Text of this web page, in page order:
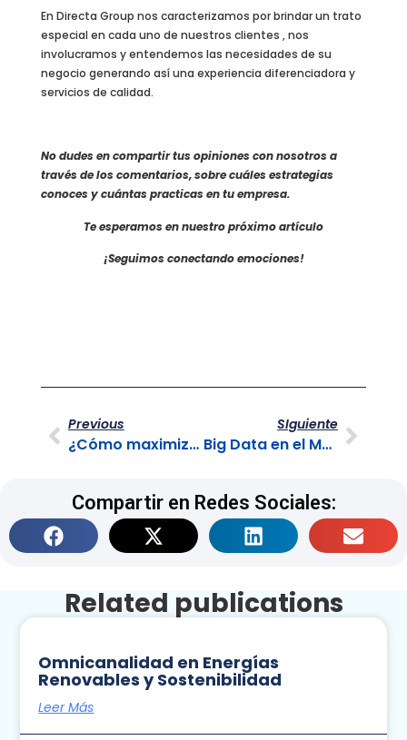
En Directa Group nos caracterizamos por brindar un trato
especial en cada uno de nuestros clientes , nos
involucramos y entendemos las necesidades de su
negocio generando así una experiencia diferenciadora y
servicios de calidad.
No dudes en compartir tus opiniones con nosotros a
través de los comentarios, sobre cuáles estrategias
conoces y cuántas practicas en tu empresa.
Te esperamos en nuestro próximo artículo
¡Seguimos conectando emociones!
Previous
¿Cómo maximizar tu tiempo para lograr ser productivos?
SIguiente
Big Data en el Marketing y su efectividad
Compartir en Redes Sociales:
Related publications
Omnicanalidad en Energías
Renovables y Sostenibilidad
Leer Más